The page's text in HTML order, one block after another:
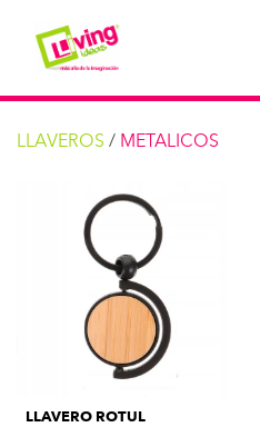
LLAVEROS / METALICOS
LLAVERO ROTUL